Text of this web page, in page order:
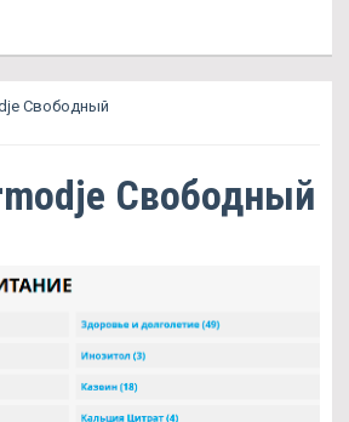
Свободный
Свободный